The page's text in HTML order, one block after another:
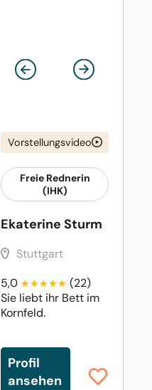
Vorstellungsvideo
Freie Rednerin
(IHK)
Ekaterine Sturm
Stuttgart
5,0
(22)
Sie liebt ihr Bett im
Kornfeld.
Profil
ansehen